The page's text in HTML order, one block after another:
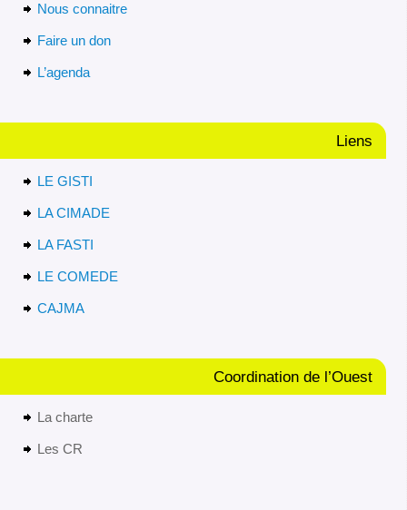
Nous connaitre
Faire un don
L’agenda
Liens
LE GISTI
LA CIMADE
LA FASTI
LE COMEDE
CAJMA
Coordination de l’Ouest
La charte
Les CR